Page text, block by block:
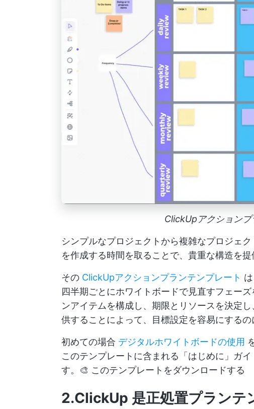
ClickUpアクションプ
シンプルなプロジェクトから複雑なプロジェ
を作成する時間を取ることで、貴重な構造を提
その ClickUpアクションプランテンプレート
四半期ごとにホワイトボードで見直すフェー
ンアイテムを構成し、期限とリソースを決定
供することによって、目標設定を容易にするの
初めての場合 デジタルホワイトボードの使用
このテンプレートに含まれる「はじめに」ガ
す。🎨 このテンプレートをダウンロードする
2.ClickUp 是正処置プランテ